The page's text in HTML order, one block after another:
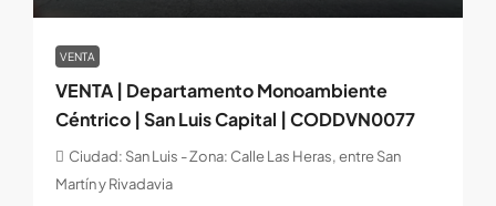
VENTA
VENTA | Departamento Monoambiente
Céntrico | San Luis Capital | CODDVN0077
Ciudad: San Luis - Zona: Calle Las Heras, entre San
Martín y Rivadavia